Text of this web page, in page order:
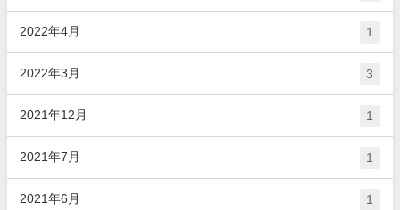
2022年4月 1
2022年3月 3
2021年12月 1
2021年7月 1
2021年6月 1